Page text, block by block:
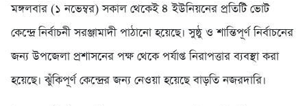
মঙ্গলবার (১ নভেম্বর) সকাল থেকেই ৪ ইউনিয়নের প্রতিটি ভোট
কেন্দ্রে নির্বাচনী সরঞ্জামাদী পাঠানো হয়েছে। সুষ্ঠু ও শান্তিপূর্ণ নির্বাচনের
জন্য উপজেলা প্রশাসনের পক্ষ থেকে পর্যাপ্ত নিরাপত্তার ব্যবস্থা করা
হয়েছে। ঝুঁকিপূর্ণ কেন্দ্রের জন্য নেওয়া হয়েছে বাড়তি নজরদারি।